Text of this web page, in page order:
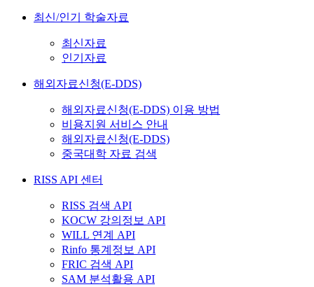
최신/인기 학술자료
최신자료
인기자료
해외자료신청(E-DDS)
해외자료신청(E-DDS) 이용 방법
비용지원 서비스 안내
해외자료신청(E-DDS)
중국대학 자료 검색
RISS API 센터
RISS 검색 API
KOCW 강의정보 API
WILL 연계 API
Rinfo 통계정보 API
FRIC 검색 API
SAM 분석활용 API